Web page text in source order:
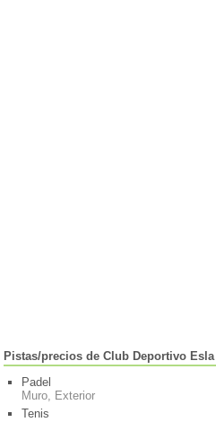
Pistas/precios de Club Deportivo Esla
Padel
Muro, Exterior
Tenis